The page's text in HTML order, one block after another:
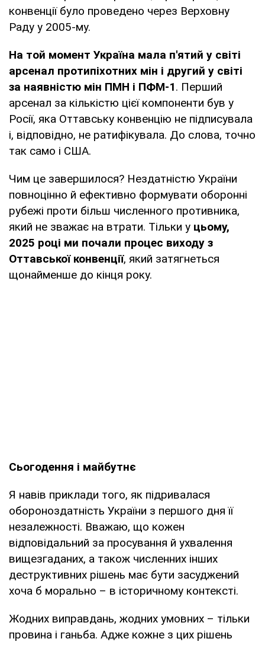
конвенції було проведено через Верховну
Раду у 2005-му.
На той момент Україна мала п'ятий у світі
арсенал протипіхотних мін і другий у світі
за наявністю мін ПМН і ПФМ-1. Перший
арсенал за кількістю цієї компоненти був у
Росії, яка Оттавську конвенцію не підписувала
і, відповідно, не ратифікувала. До слова, точно
так само і США.
Чим це завершилося? Нездатністю України
повноцінно й ефективно формувати оборонні
рубежі проти більш численного противника,
який не зважає на втрати. Тільки у цьому,
2025 році ми почали процес виходу з
Оттавської конвенції, який затягнеться
щонайменше до кінця року.
Сьогодення і майбутнє
Я навів приклади того, як підривалася
обороноздатність України з першого дня її
незалежності. Вважаю, що кожен
відповідальний за просування й ухвалення
вищезгаданих, а також численних інших
деструктивних рішень має бути засуджений
хоча б морально – в історичному контексті.
Жодних виправдань, жодних умовних – тільки
провина і ганьба. Адже кожне з цих рішень